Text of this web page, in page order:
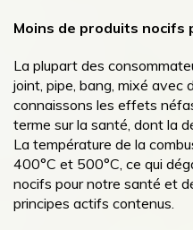
Moins de produits nocifs
La plupart des
joint, pipe, bang, mixé avec
connaissons les effets
terme sur la santé, dont la
La température de la
400°C et 500°C, ce qui
nocifs pour notre santé et
principes actifs contenus.